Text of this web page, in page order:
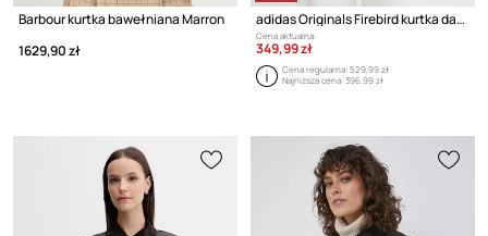
Barbour kurtka bawełniana Marron
1629,90 zł
adidas Originals Firebird kurtka damska jeansowa
Cena aktualna:
349,99 zł
Cena regularna:529,99 zł
Najniższa cena:396,99 zł